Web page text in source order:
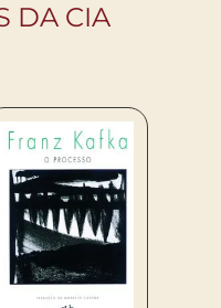
DA CIA